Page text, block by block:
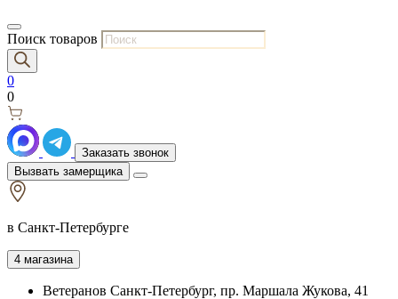
Поиск товаров
0
0
Заказать звонок
Вызвать замерщика
в Санкт-Петербурге
4 магазина
Ветеранов Санкт-Петербург, пр. Маршала Жукова, 41